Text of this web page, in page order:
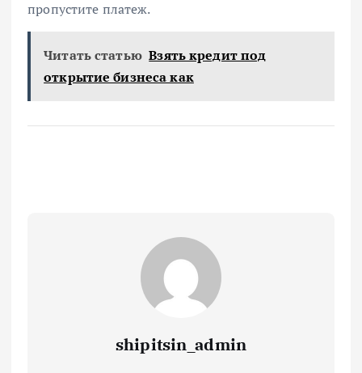
пропустите платеж.
Читать статью Взять кредит под
открытие бизнеса как
shipitsin_admin